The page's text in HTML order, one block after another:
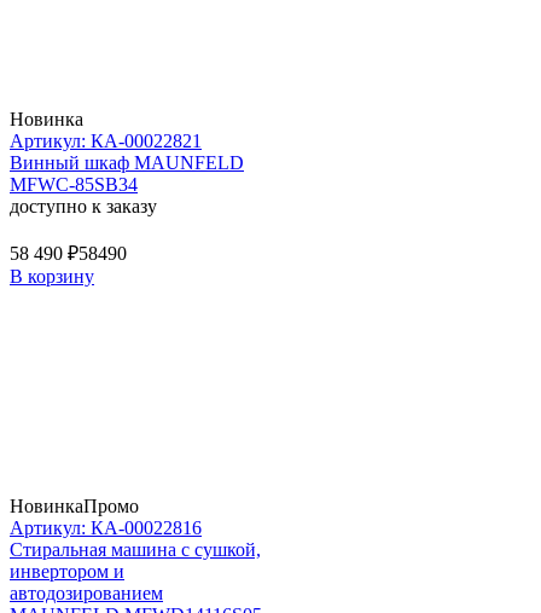
Новинка
Артикул: КА-00022821
Винный шкаф MAUNFELD
MFWC-85SB34
доступно к заказу
58 490 ₽58490
В корзину
НовинкаПромо
Артикул: КА-00022816
Стиральная машина c сушкой,
инвертором и
автодозированием